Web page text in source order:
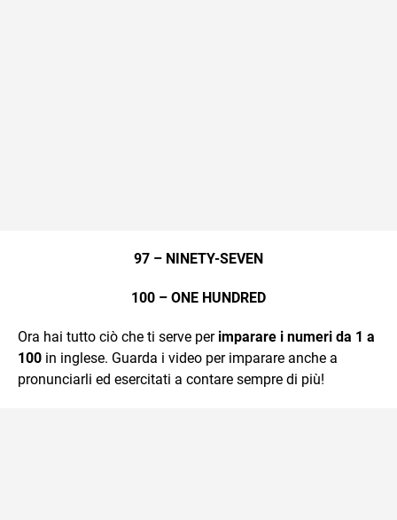
97 – NINETY-SEVEN
100 – ONE HUNDRED
Ora hai tutto ciò che ti serve per imparare i numeri da 1 a
100 in inglese. Guarda i video per imparare anche a
pronunciarli ed esercitati a contare sempre di più!